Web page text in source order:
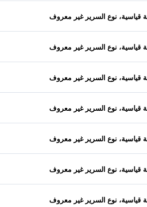
قياسية، نوع السرير غير معروف
قياسية، نوع السرير غير معروف
قياسية، نوع السرير غير معروف
قياسية، نوع السرير غير معروف
قياسية، نوع السرير غير معروف
قياسية، نوع السرير غير معروف
قياسية، نوع السرير غير معروف